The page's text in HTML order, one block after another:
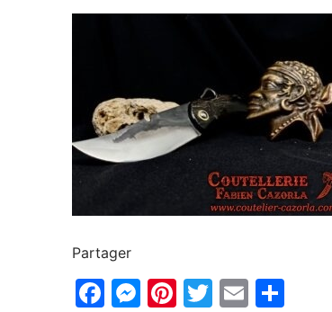
Partager
Facebook
Messenger
Pinterest
Twitter
Email